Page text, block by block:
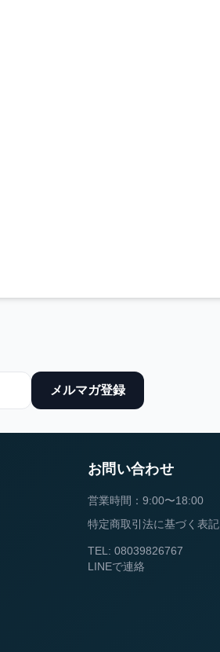
メルマガ登録
お問い合わせ
営業時間：9:00〜18:00
特定商取引法に基づく表記
TEL: 08039826767
LINEで連絡